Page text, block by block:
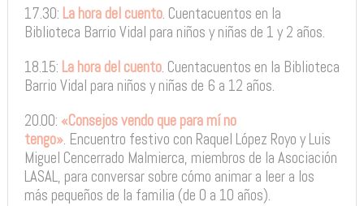
17.30: La hora del cuento. Cuentacuentos en la
Biblioteca Barrio Vidal para niños y niñas de 1 y 2 años.
18.15: La hora del cuento. Cuentacuentos en la Biblioteca
Barrio Vidal para niños y niñas de 6 a 12 años.
20.00: «Consejos vendo que para mí no
tengo». Encuentro festivo con Raquel López Royo y Luis
Miguel Cencerrado Malmierca, miembros de la Asociación
LASAL, para conversar sobre cómo animar a leer a los
más pequeños de la familia (de 0 a 10 años).